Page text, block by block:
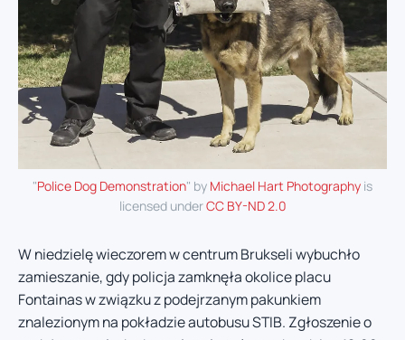
"Police Dog Demonstration" by Michael Hart Photography is
licensed underCC BY-ND 2.0
W niedzielę wieczorem w centrum Brukseli wybuchło
zamieszanie, gdy policja zamknęła okolice placu
Fontainas w związku z podejrzanym pakunkiem
znalezionym na pokładzie autobusu STIB. Zgłoszenie o